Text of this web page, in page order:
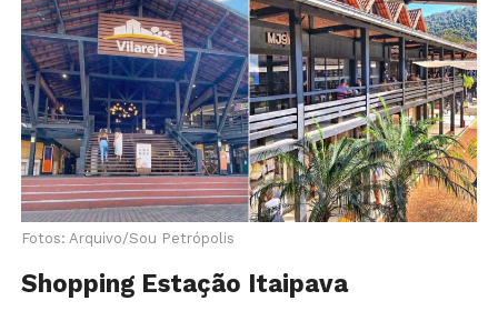
Fotos: Arquivo/Sou Petrópolis
Shopping Estação Itaipava